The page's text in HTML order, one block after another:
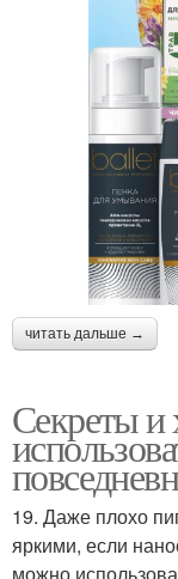
читать дальше →
Секреты и
19. Даже плохо
яркими, если